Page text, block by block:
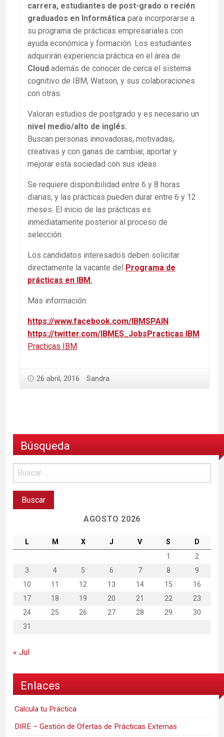
carrera, estudiantes de post-grado o recién
graduados en Informática para incorporarse a
su programa de prácticas empresariales con
ayuda económica y formación. Los estudiantes
adquirirán experiencia práctica en el área de
Cloud además de conocer de cerca el sistema
cognitivo de IBM, Watson, y sus colaboraciones
con otras.
Valoran estudios de postgrado y es necesario un
nivel medio/alto de inglés.
Buscan personas innovadoras, motivadas,
creativas y con ganas de cambiar, aportar y
mejorar esta sociedad con sus ideas.
Se requiere disponibilidad entre 6 y 8 horas
diarias, y las prácticas pueden durar entre 6 y 12
meses. El inicio de las prácticas es
inmediatamente posterior al proceso de
selección.
Los candidatos interesados deben solicitar
directamente la vacante del Programa de
prácticas en IBM.
Más información:
https://www.facebook.com/IBMSPAIN
https://twitter.com/IBMES_JobsPracticas IBM
Practicas IBM
26 abril, 2016 Sandra
Búsqueda
AGOSTO 2026
L M X J V S
D
1
2
3
4 5 6 7 8
9
10
11 12 13 14 15
16
17
18 19 20 21 22
23
24
25 26 27 28 29
30
31
« Jul
Enlaces
Calcula tu Práctica
DIRE – Gestión de Ofertas de Prácticas Externas